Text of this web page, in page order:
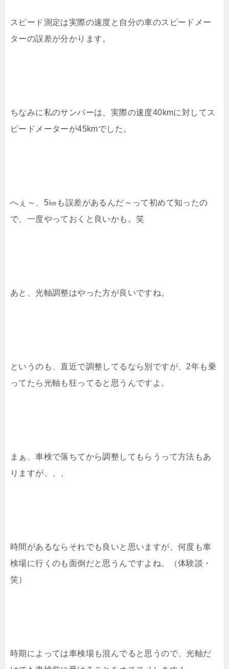
スピード測定は実際の速度と自分の車のスピードメー
ターの誤差が分かります。
ちなみに私のサンバーは、実際の速度40kmに対してス
ピードメーターが45kmでした。
へぇ～、5㎞も誤差があるんだ～って初めて知ったの
で、一度やっておくと良いかも。笑
あと、光軸調整はやった方が良いですね。
というのも、直近で調整してるなら別ですが、2年も乗
ってたら光軸も狂ってると思うんですよ。
まぁ、車検で落ちてから調整してもらうって方法もあ
りますが、、、
時間があるならそれでも良いと思いますが、何度も車
検場に行くのも面倒だと思うんですよね。（体験談・
笑）
時期によっては車検場も混んでると思うので、光軸だ